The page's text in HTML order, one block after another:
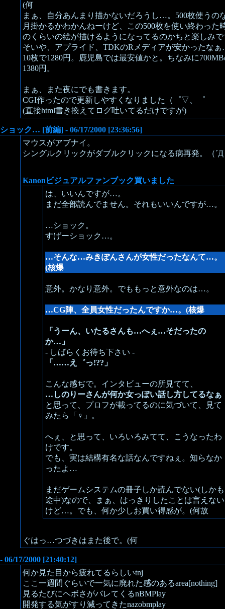
(何
まぁ、自分あんまり描かないだろうし…。500枚使うの
月掛かるかわかんねーけど、この500枚を使い終わった
のくらいの絵が描けるようになってるのかちと楽しみ
そいや、アプライド、TDKのRメディアが安かったな
10枚で1280円。鹿児島では最安値かと。ちなみに
1380円。
まぁ、また夜にでも書きます。
CGI作ったので更新しやすくなりました（゜▽、゜
(直接html書き換えてログ吐いてるだけですが)
ショック… [前編] - 06/17/2000 [23:36:56]
マウスがアブナイ。
シングルクリックがダブルクリックになる病再発。（´Д
Kanonビジュアルファンブック買いました
は、いいんですが…。
まだ全部読んでません。それもいいんですが…。
…ショック。
すげーショック…。
…そんな…みきぽんさんが女性だったなんて…。
(核爆
意外。かなり意外。でももっと意外なのは…。
…CG陣、全員女性だったんですか…。(核爆
「うーん、いたるさんも…へぇ…そだったの
か…」
- しばらくお待ち下さい -
「……え゛っ!??」
こんな感ぢで。インタビューの所見てて、
…しのりーさんが何か女っぽい話し方してるなぁ
と思って、プロフが載ってるのに気づいて、見て
みたら「♀」。
へぇ、と思って、いろいろみてて、こうなったわ
けです。
でも、実は結構有名な話なんですねぇ。知らなか
ったよ…
まだゲームシステムの冊子しか読んでない(しかも
途中)なので、まぁ、はっきりしたことは言えない
けど…。でも、何か少しお買い得感が。(何故
ぐはっ…つづきはまた後で。(何
- 06/17/2000 [21:40:12]
何か見た目から疲れてるらしいtnj
ここ一週間ぐらいで一気に廃れた感のあるarea[nothing]
見るたびにヘボさがバレてくるnBMPlay
開発する気がすり減ってきたnazobmplay